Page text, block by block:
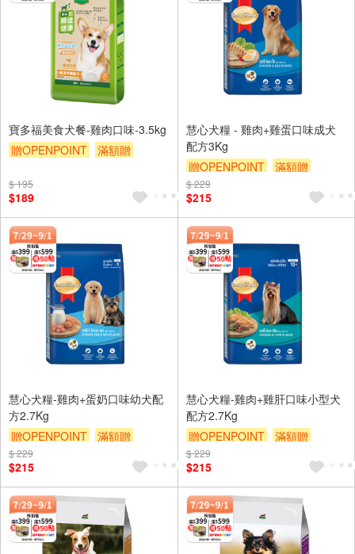
寶多福美食犬餐-雞肉口味-3.5kg
贈OPENPOINT
滿額贈
$ 195
$189
慧心犬糧 - 雞肉+雞蛋口味成犬
配方3Kg
贈OPENPOINT
滿額贈
贈$200
$ 229
$215
慧心犬糧-雞肉+蛋奶口味幼犬配
方2.7Kg
贈OPENPOINT
滿額贈
贈$200
$ 229
$215
慧心犬糧-雞肉+雞肝口味小型犬
配方2.7Kg
贈OPENPOINT
滿額贈
贈$200
$ 229
$215